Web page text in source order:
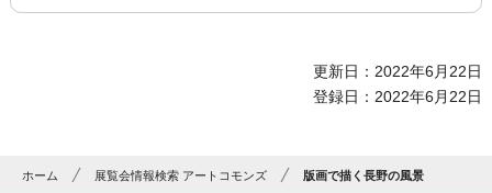
更新日：2022年6月22日
登録日：2022年6月22日
ホーム 展覧会情報検索 アートコモンズ 版画で描く長野の風景